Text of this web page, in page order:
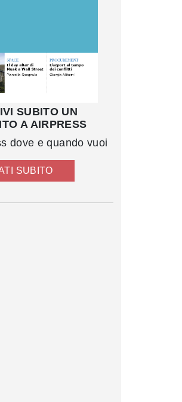
SUBITO UN
A AIRPRESS
dove e quando vuoi
SUBITO